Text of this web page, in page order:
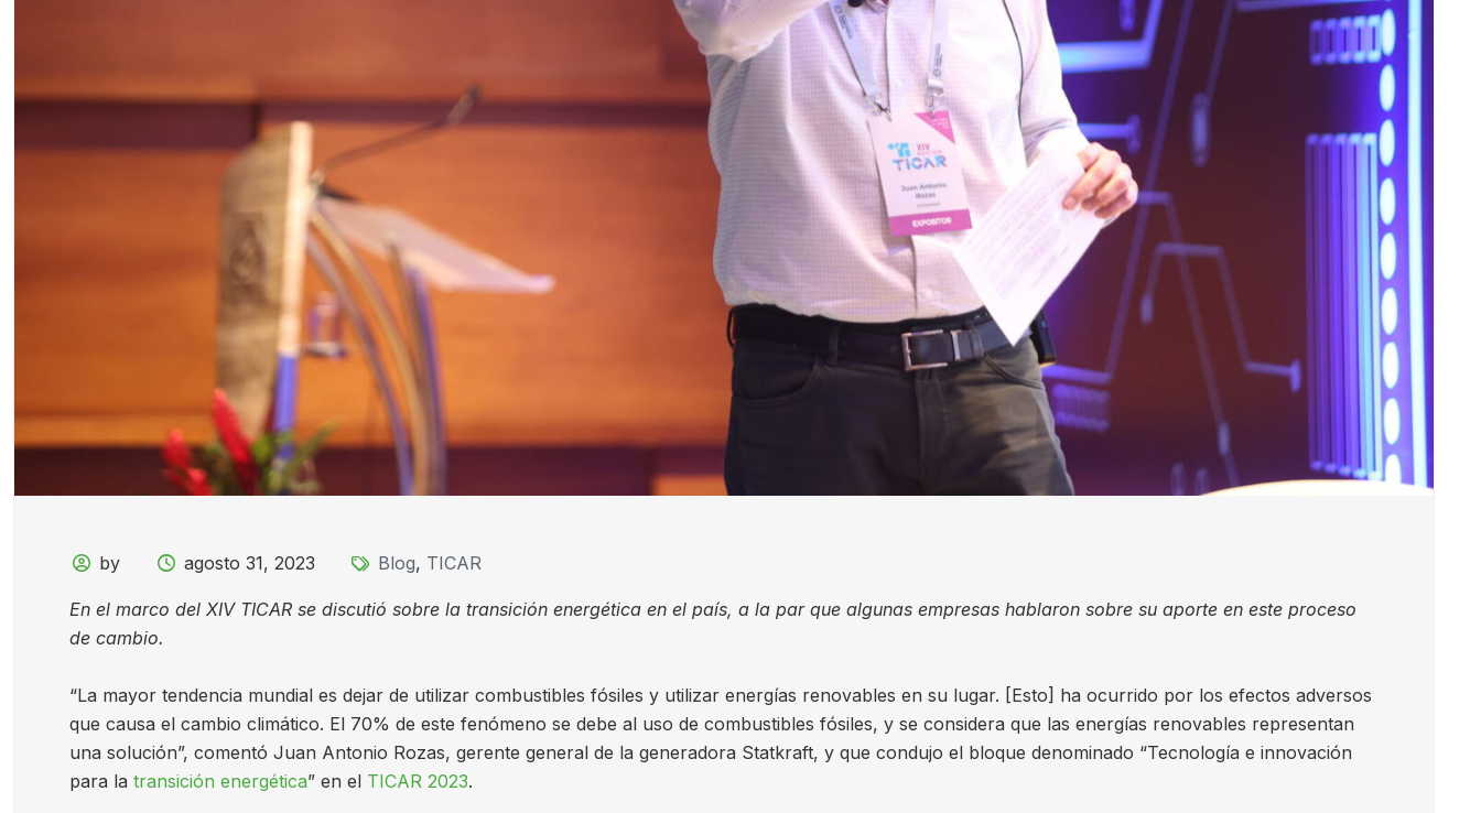
by agosto 31, 2023 Blog, TICAR
En el marco del XIV TICAR se discutió sobre la transición energética en el país, a la par que algunas empresas hablaron sobre su aporte en este proceso
de cambio.
“La mayor tendencia mundial es dejar de utilizar combustibles fósiles y utilizar energías renovables en su lugar. [Esto] ha ocurrido por los efectos adversos
que causa el cambio climático. El 70% de este fenómeno se debe al uso de combustibles fósiles, y se considera que las energías renovables representan
una solución”, comentó Juan Antonio Rozas, gerente general de la generadora Statkraft, y que condujo el bloque denominado “Tecnología e innovación
para la transición energética” en el TICAR 2023.